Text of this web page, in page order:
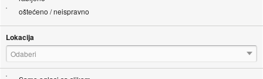
oštećeno / neispravno
Lokacija
Odaberi